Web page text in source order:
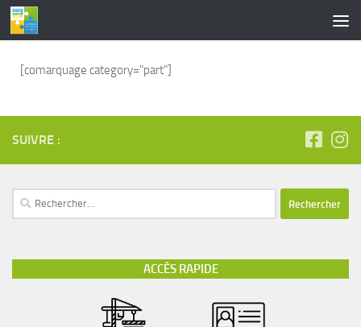
principalSkip to content
[comarquage category="part"]
SUIVRE :
ACCÈS RAPIDE